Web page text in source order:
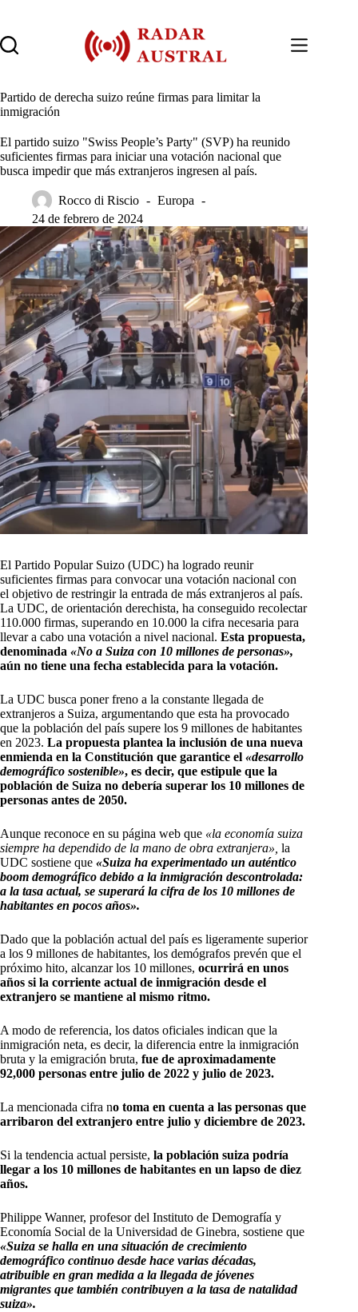
contenido
Partido de derecha suizo reúne firmas para limitar la
inmigración
El partido suizo "Swiss People’s Party" (SVP) ha reunido
suficientes firmas para iniciar una votación nacional que
busca impedir que más extranjeros ingresen al país.
Rocco di Riscio
Europa
24 de febrero de 2024
El Partido Popular Suizo (UDC) ha logrado reunir
suficientes firmas para convocar una votación nacional con
el objetivo de restringir la entrada de más extranjeros al país.
La UDC, de orientación derechista, ha conseguido recolectar
110.000 firmas, superando en 10.000 la cifra necesaria para
llevar a cabo una votación a nivel nacional. Esta propuesta,
denominada «No a Suiza con 10 millones de personas»,
aún no tiene una fecha establecida para la votación.
La UDC busca poner freno a la constante llegada de
extranjeros a Suiza, argumentando que esta ha provocado
que la población del país supere los 9 millones de habitantes
en 2023. La propuesta plantea la inclusión de una nueva
enmienda en la Constitución que garantice el «desarrollo
demográfico sostenible», es decir, que estipule que la
población de Suiza no debería superar los 10 millones de
personas antes de 2050.
Aunque reconoce en su página web que «la economía suiza
siempre ha dependido de la mano de obra extranjera», la
UDC sostiene que «Suiza ha experimentado un auténtico
boom demográfico debido a la inmigración descontrolada:
a la tasa actual, se superará la cifra de los 10 millones de
habitantes en pocos años».
Dado que la población actual del país es ligeramente superior
a los 9 millones de habitantes, los demógrafos prevén que el
próximo hito, alcanzar los 10 millones, ocurrirá en unos
años si la corriente actual de inmigración desde el
extranjero se mantiene al mismo ritmo.
A modo de referencia, los datos oficiales indican que la
inmigración neta, es decir, la diferencia entre la inmigración
bruta y la emigración bruta, fue de aproximadamente
92,000 personas entre julio de 2022 y julio de 2023.
La mencionada cifra no toma en cuenta a las personas que
arribaron del extranjero entre julio y diciembre de 2023.
Si la tendencia actual persiste, la población suiza podría
llegar a los 10 millones de habitantes en un lapso de diez
años.
Philippe Wanner, profesor del Instituto de Demografía y
Economía Social de la Universidad de Ginebra, sostiene que
«Suiza se halla en una situación de crecimiento
demográfico continuo desde hace varias décadas,
atribuible en gran medida a la llegada de jóvenes
migrantes que también contribuyen a la tasa de natalidad
suiza».